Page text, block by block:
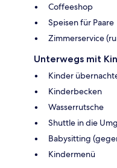
Coffeeshop
Speisen für Paare
Zimmerservice
Unterwegs mit
Kinder
Kinderbecken
Wasserrutsche
Shuttle in die
Babysitting
Kindermenü